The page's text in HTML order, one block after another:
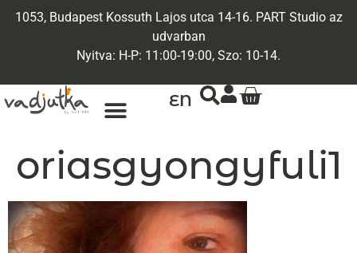
1053, Budapest Kossuth Lajos utca 14-16. PART Studio az
udvarban
Nyitva: H-P: 11:00-19:00, Szo: 10-14.
EN
oriasgyongyfuli1